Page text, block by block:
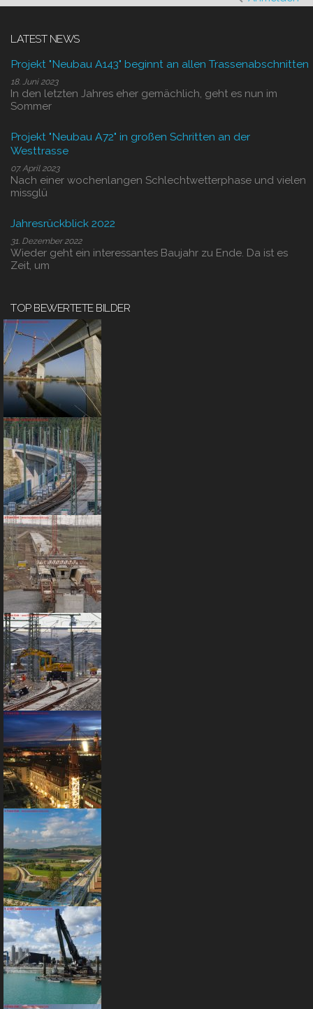
LATEST NEWS
Projekt "Neubau A143" beginnt an allen Trassenabschnitten
18. Juni 2023
In den letzten Jahres eher gemächlich, geht es nun im
Sommer
Projekt "Neubau A72" in großen Schritten an der
Westtrasse
07. April 2023
Nach einer wochenlangen Schlechtwetterphase und vielen
missglü
Jahresrückblick 2022
31. Dezember 2022
Wieder geht ein interessantes Baujahr zu Ende. Da ist es
Zeit, um
TOP BEWERTETE BILDER